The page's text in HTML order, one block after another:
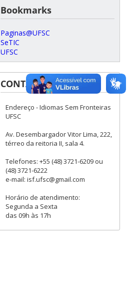
Bookmarks
Paginas@UFSC
SeTIC
UFSC
CONTACT
Endereço - Idiomas Sem Fronteiras
UFSC
Av. Desembargador Vitor Lima, 222,
térreo da reitoria II, sala 4.
Telefones: +55 (48) 3721-6209 ou
(48) 3721-6222
e-mail: isf.ufsc@gmail.com
Horário de atendimento:
Segunda a Sexta
das 09h às 17h